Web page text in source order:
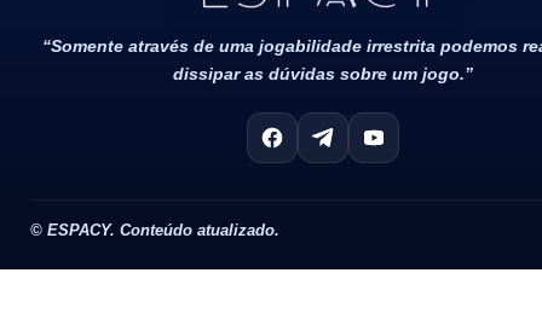
“Somente através de uma jogabilidade irrestrita podemos
dissipar as dúvidas sobre um jogo.”
© ESPACY. Conteúdo atualizado.